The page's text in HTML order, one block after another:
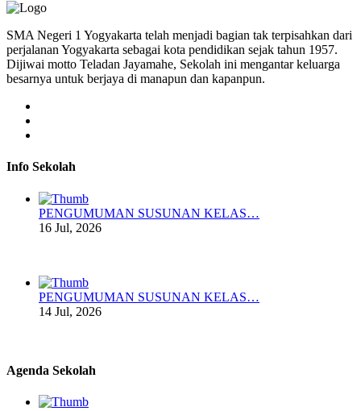
SMA Negeri 1 Yogyakarta telah menjadi bagian tak terpisahkan dari
perjalanan Yogyakarta sebagai kota pendidikan sejak tahun 1957.
Dijiwai motto Teladan Jayamahe, Sekolah ini mengantar keluarga
besarnya untuk berjaya di manapun dan kapanpun.
Info Sekolah
PENGUMUMAN SUSUNAN KELAS…
16 Jul, 2026
PENGUMUMAN SUSUNAN KELAS…
14 Jul, 2026
Agenda Sekolah